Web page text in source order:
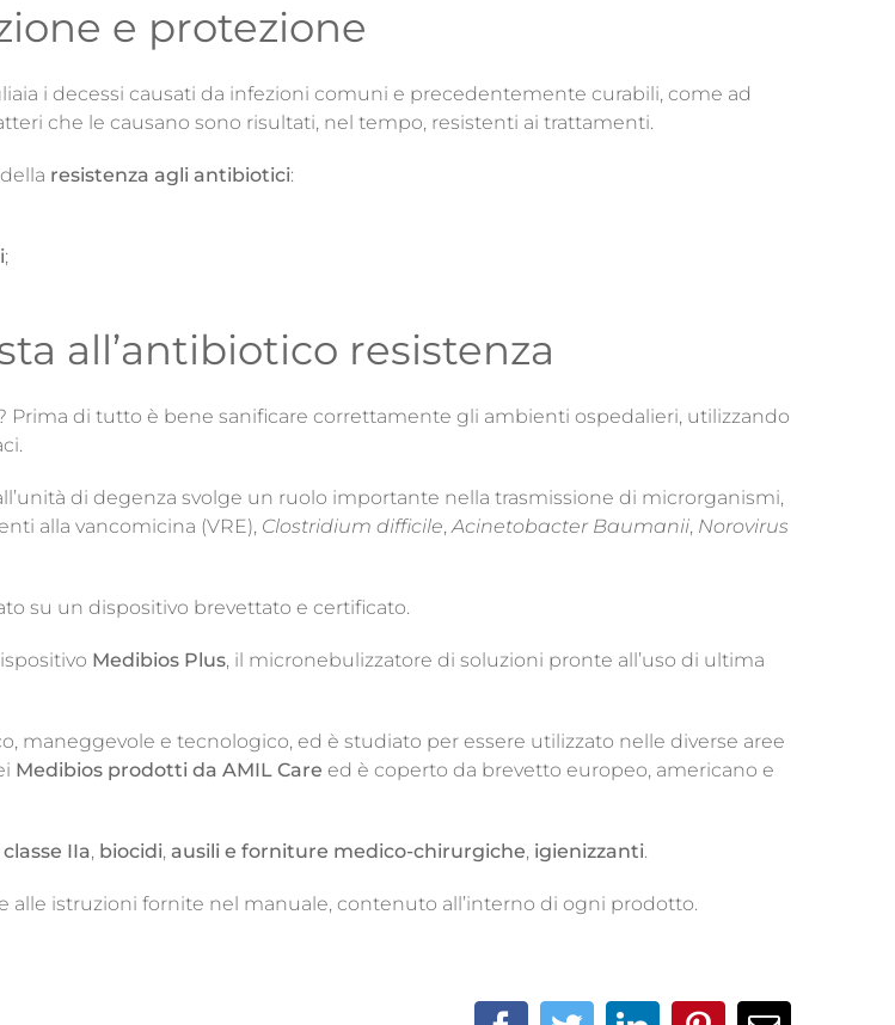
e protezione
i decessi causati da infezioni comuni e precedentemente curabili, come ad
che le causano sono risultati, nel tempo, resistenti ai trattamenti.
resistenza agli antibiotici:
;
all’antibiotico resistenza
Prima di tutto è bene sanificare correttamente gli ambienti ospedalieri, utilizzando
di degenza svolge un ruolo importante nella trasmissione di microrganismi,
alla vancomicina (VRE), Clostridium difficile,Acinetobacter Baumanii, Norovirus
su un dispositivo brevettato e certificato.
Medibios Plus, il micronebulizzatore di soluzioni pronte all’uso di ultima
maneggevole e tecnologico, ed è studiato per essere utilizzato nelle diverse aree
Medibios prodotti da AMIL Care ed è coperto da brevetto europeo, americano e
IIa, biocidi, ausili e forniture medico-chirurgiche, igienizzanti.
istruzioni fornite nel manuale, contenuto all’interno di ogni prodotto.